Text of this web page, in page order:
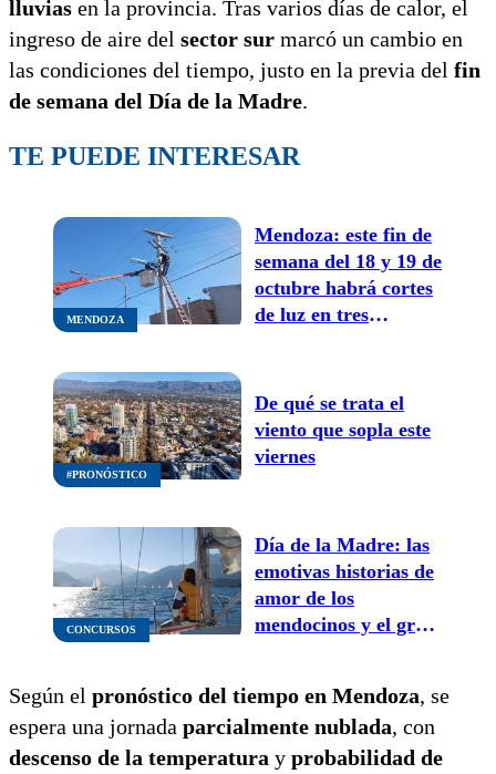
lluvias en la provincia. Tras varios días de calor, el
ingreso de aire del sector sur marcó un cambio en
las condiciones del tiempo, justo en la previa del fin
de semana del Día de la Madre.
TE PUEDE INTERESAR
MENDOZA
Mendoza: este fin de
semana del 18 y 19 de
octubre habrá cortes
de luz en tres
#PRONÓSTICO
De qué se trata el
viento que sopla este
viernes
CONCURSOS
Día de la Madre: las
emotivas historias de
amor de los
mendocinos y el gran
Según el pronóstico del tiempo en Mendoza, se
espera una jornada parcialmente nublada, con
descenso de la temperatura y probabilidad de